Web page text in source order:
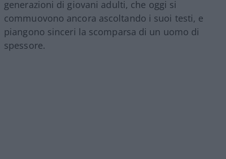
generazioni di giovani adulti, che oggi si
commuovono ancora ascoltando i suoi testi, e
piangono sinceri la scomparsa di un uomo di
spessore.